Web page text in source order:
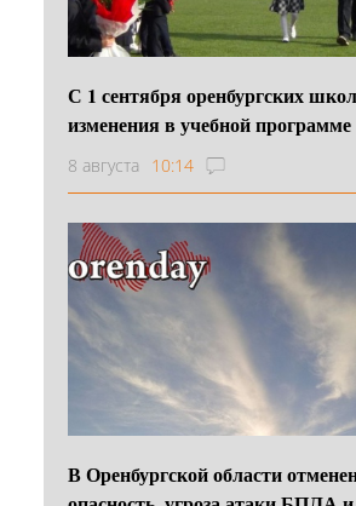
С 1 сентября оренбургских
изменения в учебной программе
8 августа 10:14
В Оренбургской области